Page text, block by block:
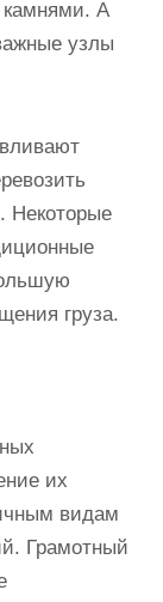
камнями. А
узлы
Некоторые
груза.
их
видам
Грамотный